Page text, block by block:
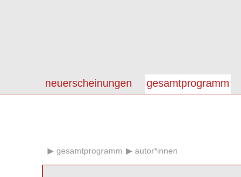
neuerscheinungen gesamtprogramm
gesamtprogramm autor*innen